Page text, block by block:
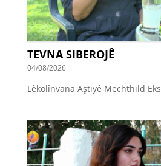
TEVNA SIBEROJÊ
04/08/2026
Lêkolînvana Aştiyê Mechthild